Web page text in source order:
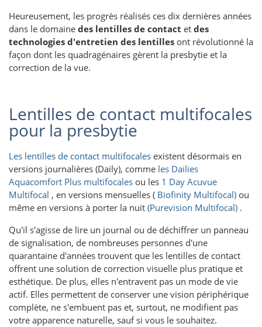
Heureusement, les progrès réalisés ces dix dernières années
dans le domaine des lentilles de contact et des
technologies d'entretien des lentilles ont révolutionné la
façon dont les quadragénaires gèrent la presbytie et la
correction de la vue.
Lentilles de contact multifocales
pour la presbytie
Les lentilles de contact multifocales existent désormais en
versions journalières (Daily), comme les Dailies
Aquacomfort Plus multifocales ou les 1 Day Acuvue
Multifocal , en versions mensuelles ( Biofinity Multifocal) ou
même en versions à porter la nuit (Purevision Multifocal) .
Qu'il s'agisse de lire un journal ou de déchiffrer un panneau
de signalisation, de nombreuses personnes d'une
quarantaine d'années trouvent que les lentilles de contact
offrent une solution de correction visuelle plus pratique et
esthétique. De plus, elles n'entravent pas un mode de vie
actif. Elles permettent de conserver une vision périphérique
complète, ne s'embuent pas et, surtout, ne modifient pas
votre apparence naturelle, sauf si vous le souhaitez.